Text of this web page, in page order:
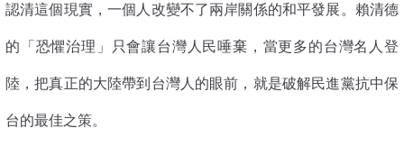
認清這個現實，一個人改變不了兩岸關係的和平發展。賴清德
的「恐懼治理」只會讓台灣人民唾棄，當更多的台灣名人登
陸，把真正的大陸帶到台灣人的眼前，就是破解民進黨抗中保
台的最佳之策。